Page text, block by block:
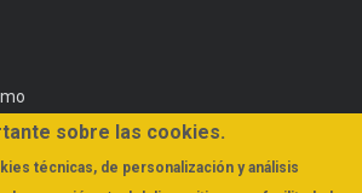
sobre las cookies.
técnicas, de personalización y análisis